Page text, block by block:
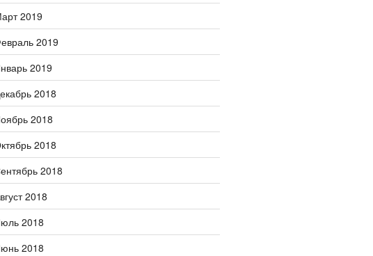
2019
2019
2019
2018
2018
2018
2018
2018
2018
2018